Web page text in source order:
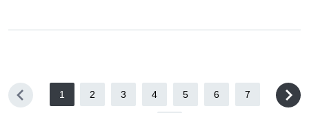
1 2 3 4 5 6 7